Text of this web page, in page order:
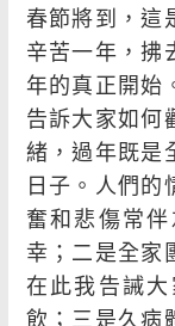
綜合
疾病
春節將到，這
辛苦一年，拂
年的真正開始
告訴大家如何
緒，過年既是
日子。人們的
奮和悲傷常
幸；二是全家
在此我告誡
飲；三是久病